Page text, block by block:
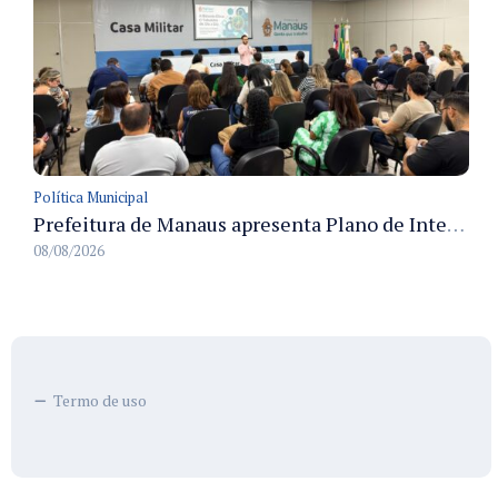
Política Municipal
Prefeitura de Manaus apresenta Plano de Integridade da CGM e qualifica servidores para governança e conformidade no biênio 2027-2028
08/08/2026
Termo de uso